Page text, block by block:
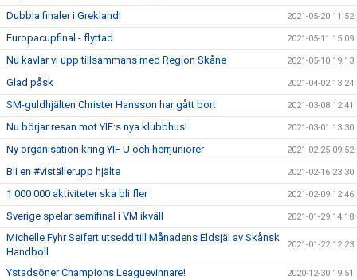
Dubbla finaler i Grekland! 2021-05-20 11:52
Europacupfinal - flyttad 2021-05-11 15:09
Nu kavlar vi upp tillsammans med Region Skåne 2021-05-10 19:13
Glad påsk 2021-04-02 13:24
SM-guldhjälten Christer Hansson har gått bort 2021-03-08 12:41
Nu börjar resan mot YIF:s nya klubbhus! 2021-03-01 13:30
Ny organisation kring YIF U och herrjuniorer 2021-02-25 09:52
Bli en #viställerupp hjälte 2021-02-16 23:30
1 000 000 aktiviteter ska bli fler 2021-02-09 12:46
Sverige spelar semifinal i VM ikväll 2021-01-29 14:18
Michelle Fyhr Seifert utsedd till Månadens Eldsjäl av Skånsk
Handboll
2021-01-22 12:23
Ystadsöner Champions Leaguevinnare! 2020-12-30 19:51